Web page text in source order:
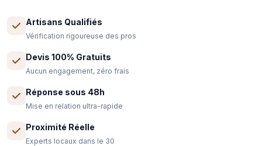
Artisans Qualifiés
Vérification rigoureuse des pros
Devis 100% Gratuits
Aucun engagement, zéro frais
Réponse sous 48h
Mise en relation ultra-rapide
Proximité Réelle
Experts locaux dans le 30